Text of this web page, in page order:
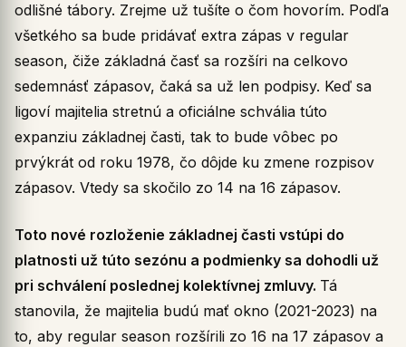
odlišné tábory. Zrejme už tušíte o čom hovorím. Podľa
všetkého sa bude pridávať extra zápas v regular
season, čiže základná časť sa rozšíri na celkovo
sedemnásť zápasov, čaká sa už len podpisy. Keď sa
ligoví majitelia stretnú a oficiálne schvália túto
expanziu základnej časti, tak to bude vôbec po
prvýkrát od roku 1978, čo dôjde ku zmene rozpisov
zápasov. Vtedy sa skočilo zo 14 na 16 zápasov.
Toto nové rozloženie základnej časti vstúpi do
platnosti už túto sezónu a podmienky sa dohodli už
pri schválení poslednej kolektívnej zmluvy. Tá
stanovila, že majitelia budú mať okno (2021-2023) na
to, aby regular season rozšírili zo 16 na 17 zápasov a